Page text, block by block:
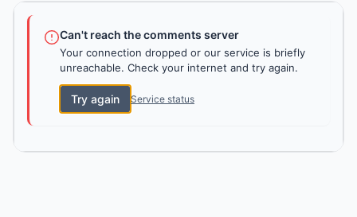
Can't reach the comments server
Your connection dropped or our service is briefly
unreachable. Check your internet and try again.
Try again Service status